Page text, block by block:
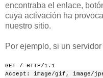
encontraba el enlace,
cuya activación ha
nuestro sitio.
Por ejemplo, si un
GET / HTTP/1.1
Accept: image/gif, image/